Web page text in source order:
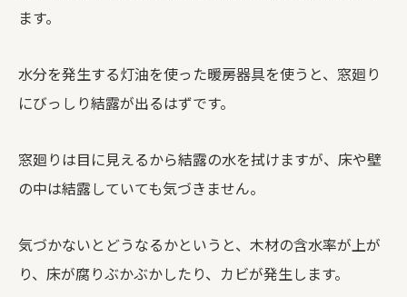
ます。
水分を発生する灯油を使った暖房器具を使うと、窓廻り
にびっしり結露が出るはずです。
窓廻りは目に見えるから結露の水を拭けますが、床や壁
の中は結露していても気づきません。
気づかないとどうなるかというと、木材の含水率が上が
り、床が腐りぶかぶかしたり、カビが発生します。